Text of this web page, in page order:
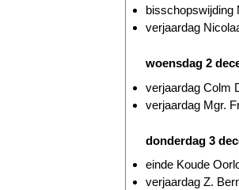
bisschopswijding
verjaardag
woensdag 2
verjaardag Colm
verjaardag Mgr.
donderdag 3
einde Koude
verjaardag Z.